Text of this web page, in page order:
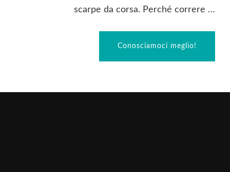
scarpe da corsa. Perché correre …
Conosciamoci meglio!